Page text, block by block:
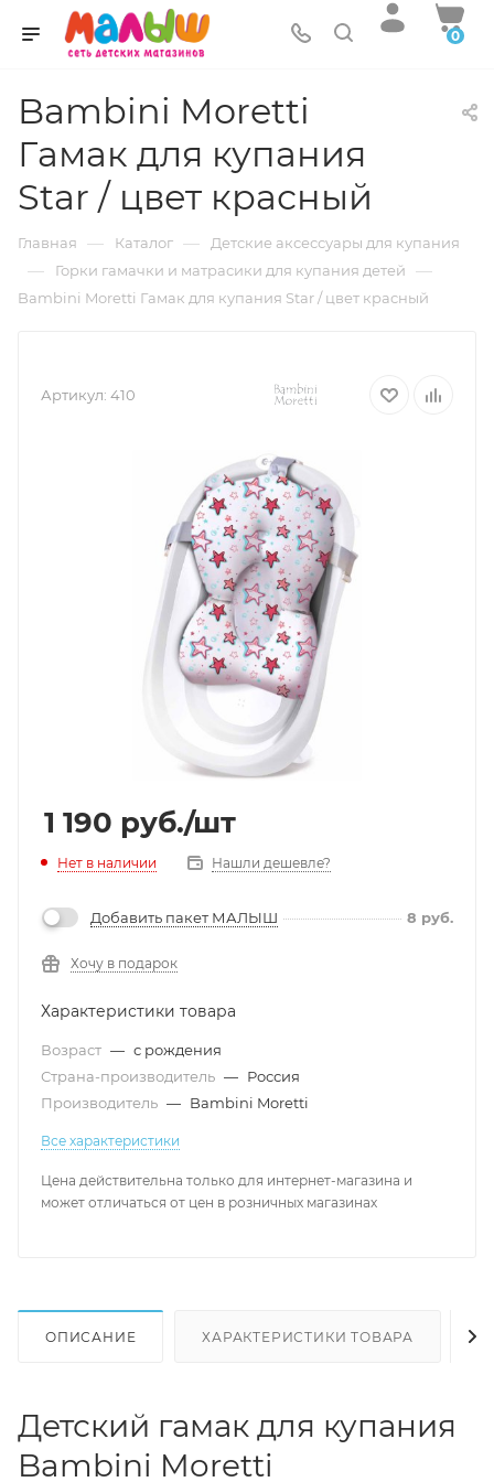
0
Bambini Moretti
Гамак для купания
Star / цвет красный
Главная — Каталог — Детские аксессуары для купания
— Горки гамачки и матрасики для купания детей —
Bambini Moretti Гамак для купания Star / цвет красный
Артикул: 410
1 190 руб./шт
Нет в наличии Нашли дешевле?
Добавить пакет МАЛЫШ 8 руб.
Хочу в подарок
Характеристики товара
Возраст — с рождения
Страна-производитель — Россия
Производитель — Bambini Moretti
Все характеристики
Цена действительна только для интернет-магазина и
может отличаться от цен в розничных магазинах
ОПИСАНИЕ ХАРАКТЕРИСТИКИ ТОВАРА
Детский гамак для купания
Bambini Moretti